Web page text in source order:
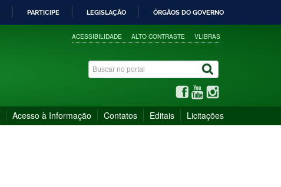
PARTICIPE LEGISLAÇÃO ÓRGÃOS DO GOVERNO
ACESSIBILIDADE ALTO CONTRASTE VLIBRAS
Acesso à Informação Contatos Editais Licitações